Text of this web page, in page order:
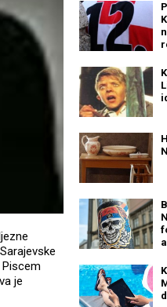
je